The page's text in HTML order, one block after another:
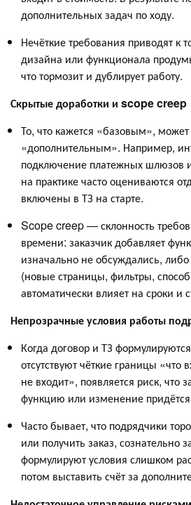
дополнительных задач по ходу.
Нечёткие требования приводят к
дизайна или функционала
что тормозит и дублирует работу.
Скрытые доработки и scope creep
То, что кажется «базовым»,
«дополнительным». Например,
подключение платежных шлюзов
на практике часто оцениваются
включены в ТЗ на старте.
Scope creep — склонность
времени: заказчик добавляет
изначально не обсуждались,
(новые страницы, фильтры,
автоматически влияет на сроки и
Непрозрачные условия работы
Когда договор и ТЗ
отсутствуют чёткие границы «что
не входит», появляется риск, что
функцию или изменение
Часто бывает, что подрядчики
или получить заказ, сознательно
формулируют условия слишком
потом выставить счёт за